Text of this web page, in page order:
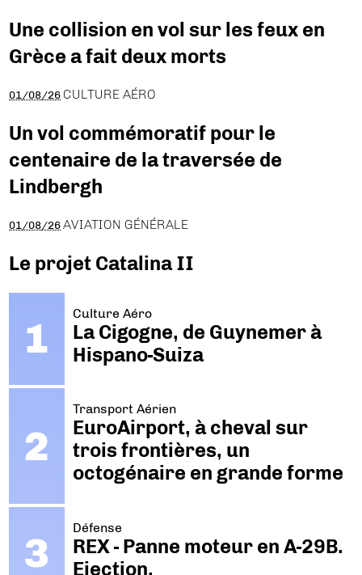
Une collision en vol sur les feux en
Grèce a fait deux morts
01/08/26 CULTURE AÉRO
Un vol commémoratif pour le
centenaire de la traversée de
Lindbergh
01/08/26 AVIATION GÉNÉRALE
Le projet Catalina II
Culture Aéro
La Cigogne, de Guynemer à
Hispano-Suiza
Transport Aérien
EuroAirport, à cheval sur
trois frontières, un
octogénaire en grande forme
Défense
REX - Panne moteur en A-29B.
Ejection.